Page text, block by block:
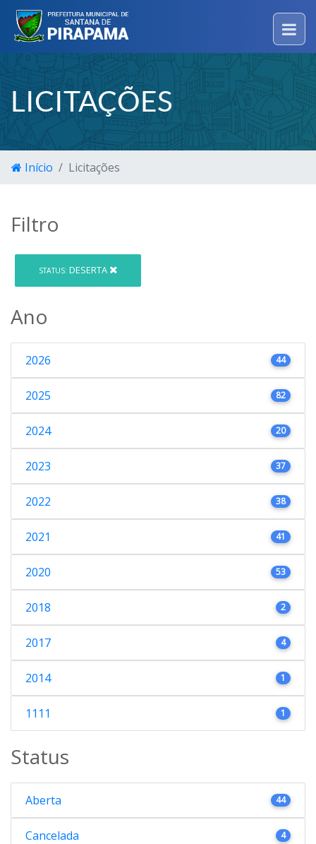
LICITAÇÕES
Início Licitações
Filtro
STATUS: DESERTA
Ano
2026 44
2025 82
2024 20
2023 37
2022 38
2021 41
2020 53
2018 2
2017 4
2014 1
1111 1
Status
Aberta 44
Cancelada 4